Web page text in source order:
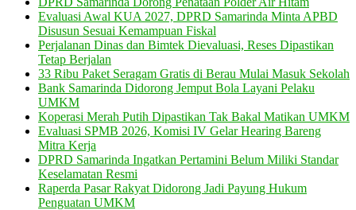
Evaluasi Awal KUA 2027, DPRD Samarinda Minta APBD
Disusun Sesuai Kemampuan Fiskal
Perjalanan Dinas dan Bimtek Dievaluasi, Reses Dipastikan
Tetap Berjalan
33 Ribu Paket Seragam Gratis di Berau Mulai Masuk Sekolah
Bank Samarinda Didorong Jemput Bola Layani Pelaku
UMKM
Koperasi Merah Putih Dipastikan Tak Bakal Matikan UMKM
Evaluasi SPMB 2026, Komisi IV Gelar Hearing Bareng
Mitra Kerja
DPRD Samarinda Ingatkan Pertamini Belum Miliki Standar
Keselamatan Resmi
Raperda Pasar Rakyat Didorong Jadi Payung Hukum
Penguatan UMKM